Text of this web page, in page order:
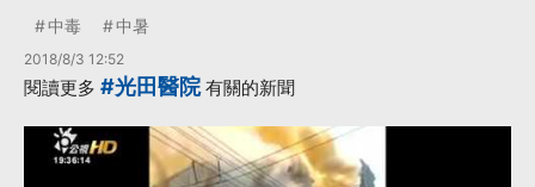
中毒 中暑
2018/8/3 12:52
閱讀更多 #光田醫院有關的新聞